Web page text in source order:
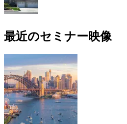
最近のセミナー映像